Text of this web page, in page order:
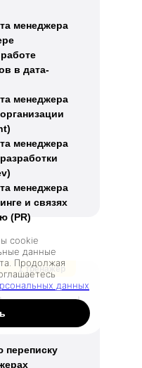
менеджера
в дата-
менеджера
менеджера
менеджера
и связях
(PR)
1 тренажёр
переписку
cookie
данные
Продолжая
данных